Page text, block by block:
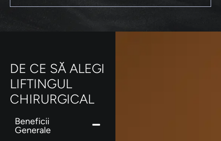
DE CE SĂ ALEGI
LIFTINGUL
CHIRURGICAL
Beneficii
Generale